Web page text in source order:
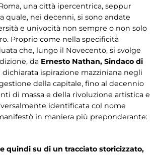
una città ipercentrica, seppur
quale, nei decenni, si sono andate
e univocità non sempre o non solo
Proprio come nella specificità
che, lungo il Novecento, si svolge
da Ernesto Nathan, Sindaco di
dichiarata ispirazione mazziniana negli
della capitale, fino al decennio
di massa e della rivoluzione artistica e
identificata col nome
in maniera più preponderante:
quindi su di un tracciato storicizzato,